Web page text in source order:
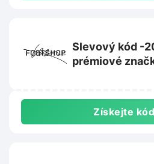
Slevový kód -
prémiové
Získejte kód